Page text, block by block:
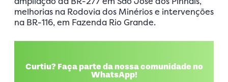
melhorias na Rodovia dos Minérios e intervenções
na BR-116, em Fazenda Rio Grande.
Curtiu? Faça parte da nossa comunidade no
WhatsApp!